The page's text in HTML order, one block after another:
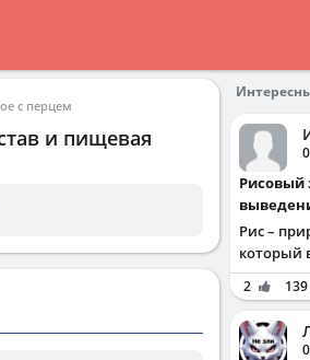
с перцем
и пищевая
Рисовый завтрак для
Рис –
который
2 139